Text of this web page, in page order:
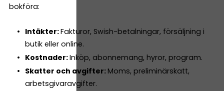
bokföra:
Intäkter:Fakturor, Swish-betalningar, försäljning i
butik eller online.
Kostnader:Inköp, abonnemang, hyror, program.
Skatter och avgifter: Moms, preliminärskatt,
arbetsgivaravgifter.